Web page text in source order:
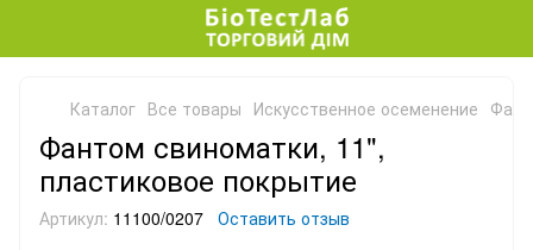
Каталог Все товары Искусственное осеменение
Фантом свиноматки, 11",
пластиковое покрытие
Артикул: 11100/0207 Оставить отзыв